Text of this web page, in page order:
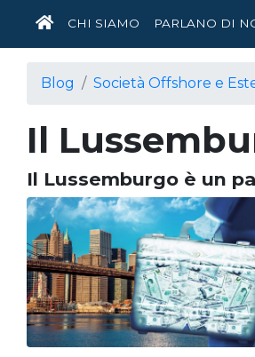
HOME
CHI SIAMO PARLANO DI
Blog Società Offshore e
Il
Il Lussemburgo è un